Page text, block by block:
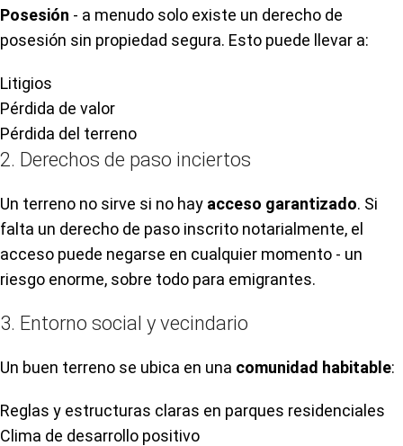
Posesión - a menudo solo existe un derecho de
posesión sin propiedad segura. Esto puede llevar a:
Litigios
Pérdida de valor
Pérdida del terreno
2. Derechos de paso inciertos
Un terreno no sirve si no hay acceso garantizado. Si
falta un derecho de paso inscrito notarialmente, el
acceso puede negarse en cualquier momento - un
riesgo enorme, sobre todo para emigrantes.
3. Entorno social y vecindario
Un buen terreno se ubica en una comunidad habitable:
Reglas y estructuras claras en parques residenciales
Clima de desarrollo positivo